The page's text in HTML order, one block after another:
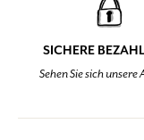
SICHERE
Sehen Sie sich unsere